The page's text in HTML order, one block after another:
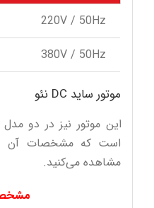
220V / 50Hz
380V / 50Hz
موتور ساید DC نئو
است که مشخصات آن
مشاهده می‌کنید.